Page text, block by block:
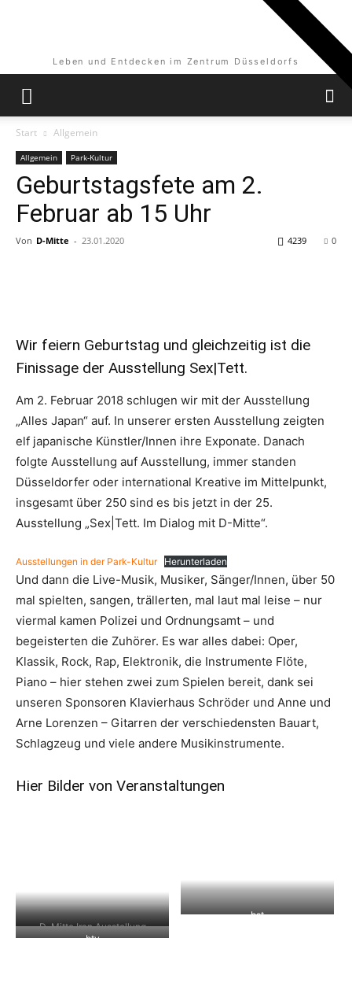
Leben und Entdecken im Zentrum Düsseldorfs
Start Allgemein
Allgemein Park-Kultur
Geburtstagsfete am 2.
Februar ab 15 Uhr
Von D-Mitte - 23.01.2020 0
4239
Wir feiern Geburtstag und gleichzeitig ist die
Finissage der Ausstellung Sex|Tett.
Am 2. Februar 2018 schlugen wir mit der Ausstellung
„Alles Japan“ auf. In unserer ersten Ausstellung zeigten
elf japanische Künstler/Innen ihre Exponate. Danach
folgte Ausstellung auf Ausstellung, immer standen
Düsseldorfer oder international Kreative im Mittelpunkt,
insgesamt über 250 sind es bis jetzt in der 25.
Ausstellung „Sex|Tett. Im Dialog mit D-Mitte“.
Ausstellungen in der Park-Kultur Herunterladen
Und dann die Live-Musik, Musiker, Sänger/Innen, über 50
mal spielten, sangen, trällerten, mal laut mal leise – nur
viermal kamen Polizei und Ordnungsamt – und
begeisterten die Zuhörer. Es war alles dabei: Oper,
Klassik, Rock, Rap, Elektronik, die Instrumente Flöte,
Piano – hier stehen zwei zum Spielen bereit, dank sei
unseren Sponsoren Klavierhaus Schröder und Anne und
Arne Lorenzen – Gitarren der verschiedensten Bauart,
Schlagzeug und viele andere Musikinstrumente.
Hier Bilder von Veranstaltungen
bst
D-Mitte Iran Ausstellung
bty